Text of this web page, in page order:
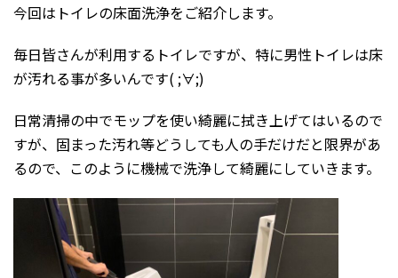
今回はトイレの床面洗浄をご紹介します。
毎日皆さんが利用するトイレですが、特に男性トイレは床
が汚れる事が多いんです( ;∀;)
日常清掃の中でモップを使い綺麗に拭き上げてはいるので
すが、固まった汚れ等どうしても人の手だけだと限界があ
るので、このように機械で洗浄して綺麗にしていきます。